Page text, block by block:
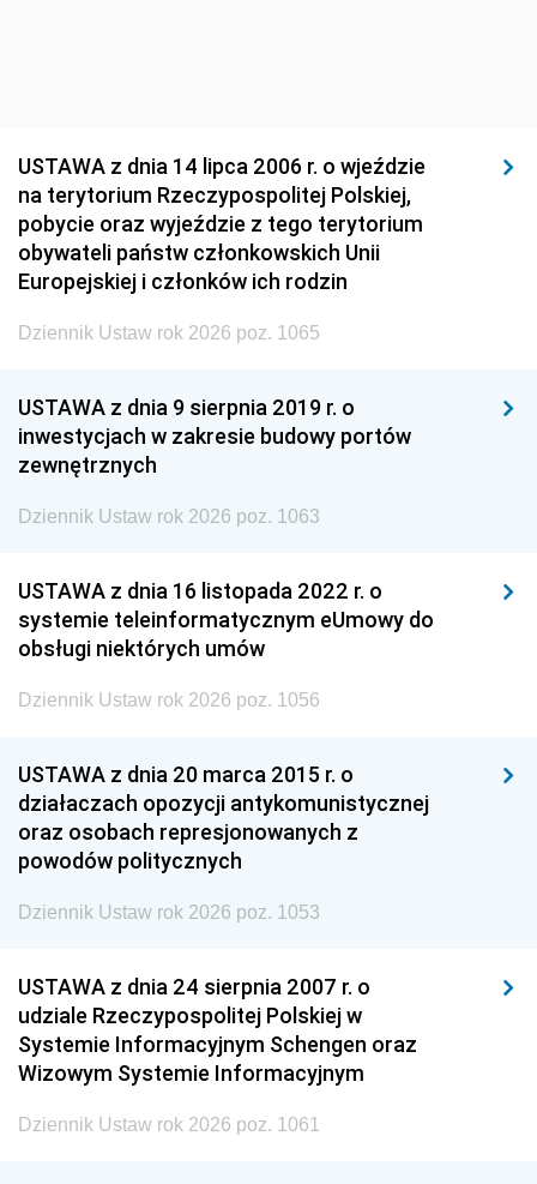
USTAWA z dnia 14 lipca 2006 r. o wjeździe
na terytorium Rzeczypospolitej Polskiej,
pobycie oraz wyjeździe z tego terytorium
obywateli państw członkowskich Unii
Europejskiej i członków ich rodzin
Dziennik Ustaw rok 2026 poz. 1065
USTAWA z dnia 9 sierpnia 2019 r. o
inwestycjach w zakresie budowy portów
zewnętrznych
Dziennik Ustaw rok 2026 poz. 1063
USTAWA z dnia 16 listopada 2022 r. o
systemie teleinformatycznym eUmowy do
obsługi niektórych umów
Dziennik Ustaw rok 2026 poz. 1056
USTAWA z dnia 20 marca 2015 r. o
działaczach opozycji antykomunistycznej
oraz osobach represjonowanych z
powodów politycznych
Dziennik Ustaw rok 2026 poz. 1053
USTAWA z dnia 24 sierpnia 2007 r. o
udziale Rzeczypospolitej Polskiej w
Systemie Informacyjnym Schengen oraz
Wizowym Systemie Informacyjnym
Dziennik Ustaw rok 2026 poz. 1061